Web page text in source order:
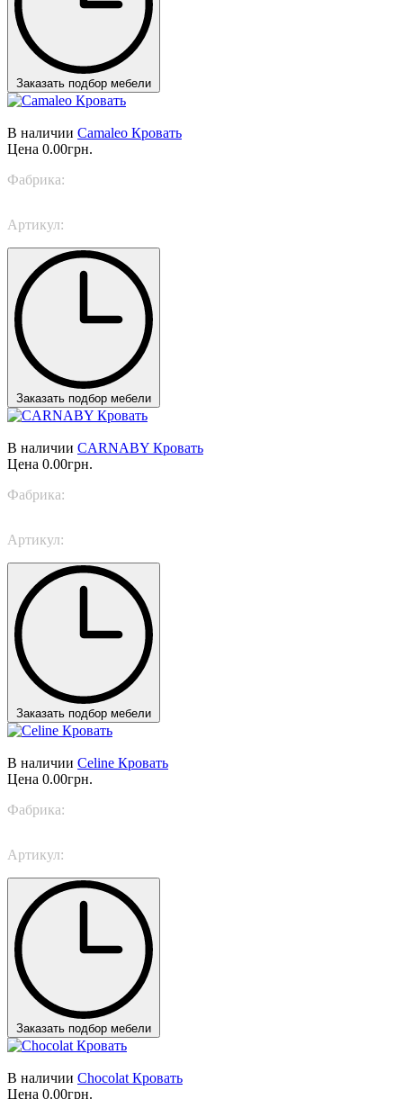
Заказать подбор мебели
В наличии Camaleo Кровать
Цена 0.00грн.
Фабрика:
Артикул:
Заказать подбор мебели
В наличии CARNABY Кровать
Цена 0.00грн.
Фабрика:
Артикул:
Заказать подбор мебели
В наличии Celine Кровать
Цена 0.00грн.
Фабрика:
Артикул:
Заказать подбор мебели
В наличии Chocolat Кровать
Цена 0.00грн.